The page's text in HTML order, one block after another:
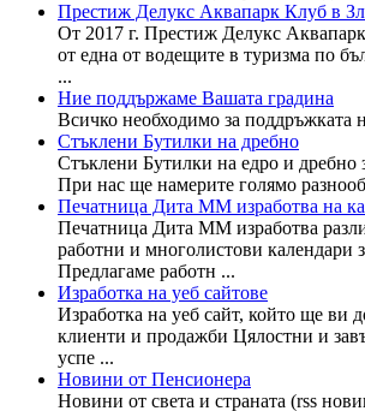
Престиж Делукс Аквапарк Клуб в
От 2017 г. Престиж Делукс
от една от водещите в туризма по
...
Ние поддържаме Вашата градина
Всичко необходимо за поддръжката
Стъклени Бутилки на дребно
Стъклени Бутилки на едро и дребно
При нас ще намерите голямо
Печатница Дита ММ изработва на
Печатница Дита ММ изработва
работни и многолистови календари
Предлагаме работн ...
Изработка на уеб сайтове
Изработка на уеб сайт, който ще ви
клиенти и продажби Цялостни и
успе ...
Новини от Пенсионера
Новини от света и страната (rss